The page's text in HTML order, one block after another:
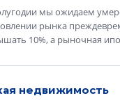
мы ожидаем
рынка
10%, а рыночная
недвижимость